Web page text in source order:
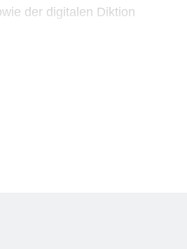
der digitalen Diktion